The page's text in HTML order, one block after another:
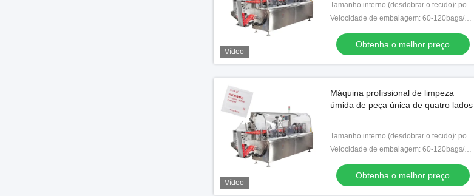
Vídeo
de saco único
Tamanho interno (desdobrar o tecido): pode ser personalizado
Velocidade de embalagem: 60-120bags/min
Obtenha o melhor preço
Vídeo
Máquina profissional de limpeza
úmida de peça única de quatro lados
Tamanho interno (desdobrar o tecido): pode ser personalizado
Velocidade de embalagem: 60-120bags/min
Obtenha o melhor preço